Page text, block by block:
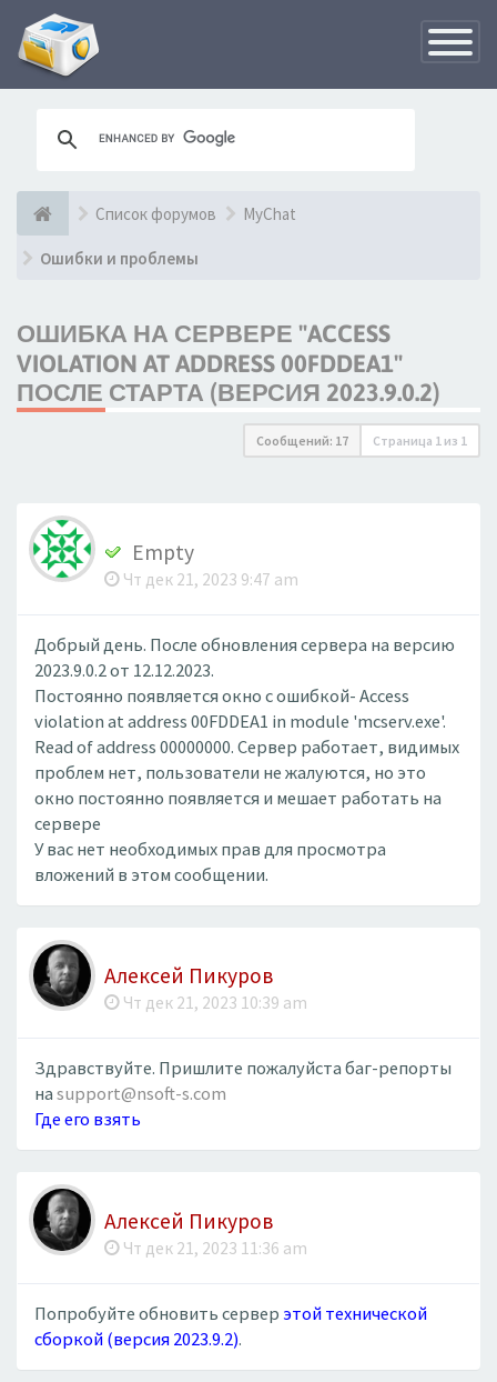
Список форумов MyChat
Ошибки и проблемы
ОШИБКА НА СЕРВЕРЕ "ACCESS
VIOLATION AT ADDRESS 00FDDEA1"
ПОСЛЕ СТАРТА (ВЕРСИЯ 2023.9.0.2)
Сообщений: 17 Страница 1 из 1
Empty
Чт дек 21, 2023 9:47 am
Добрый день. После обновления сервера на версию
2023.9.0.2 от 12.12.2023.
Постоянно появляется окно с ошибкой- Access
violation at address 00FDDEA1 in module 'mcserv.exe'.
Read of address 00000000. Сервер работает, видимых
проблем нет, пользователи не жалуются, но это
окно постоянно появляется и мешает работать на
сервере
У вас нет необходимых прав для просмотра
вложений в этом сообщении.
Алексей Пикуров
Чт дек 21, 2023 10:39 am
Здравствуйте. Пришлите пожалуйста баг-репорты
наsupport@nsoft-s.com
Где его взять
Алексей Пикуров
Чт дек 21, 2023 11:36 am
Попробуйте обновить сервер этой технической
сборкой (версия 2023.9.2).